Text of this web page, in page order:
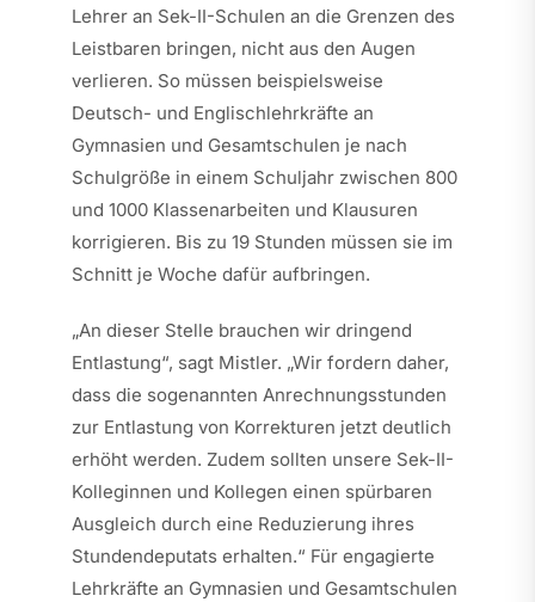
Lehrer an Sek-II-Schulen an die Grenzen des
Leistbaren bringen, nicht aus den Augen
verlieren. So müssen beispielsweise
Deutsch- und Englischlehrkräfte an
Gymnasien und Gesamtschulen je nach
Schulgröße in einem Schuljahr zwischen 800
und 1000 Klassenarbeiten und Klausuren
korrigieren. Bis zu 19 Stunden müssen sie im
Schnitt je Woche dafür aufbringen.
„An dieser Stelle brauchen wir dringend
Entlastung“, sagt Mistler. „Wir fordern daher,
dass die sogenannten Anrechnungsstunden
zur Entlastung von Korrekturen jetzt deutlich
erhöht werden. Zudem sollten unsere Sek-II-
Kolleginnen und Kollegen einen spürbaren
Ausgleich durch eine Reduzierung ihres
Stundendeputats erhalten.“ Für engagierte
Lehrkräfte an Gymnasien und Gesamtschulen